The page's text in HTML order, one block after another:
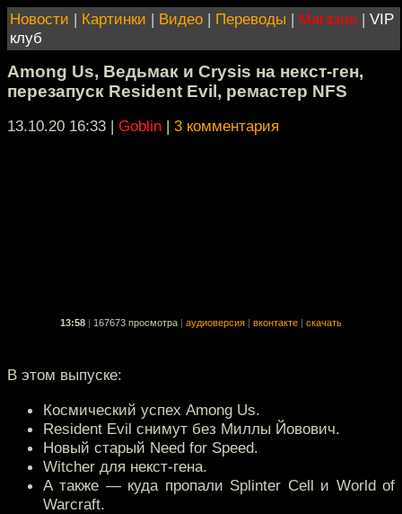
Новости | Картинки | Видео | Переводы | Магазин | VIP
клуб
Among Us, Ведьмак и Crysis на некст-ген,
перезапуск Resident Evil, ремастер NFS
13.10.20 16:33 | Goblin | 3 комментария
13:58 167673 просмотра аудиоверсия вконтакте скачать
В этом выпуске:
Космический успех Among Us.
Resident Evil снимут без Миллы Йовович.
Новый старый Need for Speed.
Witcher для некст-гена.
А также — куда пропали Splinter Cell и World of
Warcraft.